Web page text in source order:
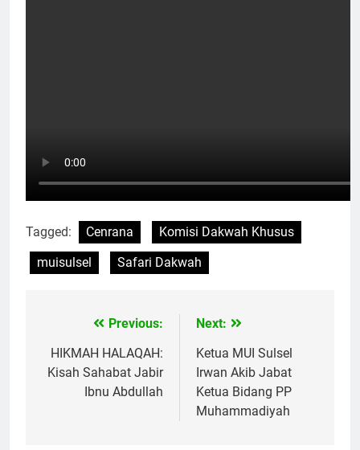
Tagged: Cenrana
Komisi Dakwah Khusus
muisulsel
Safari Dakwah
Navigasi
pos
Previous:
HIKMAH HALAQAH:
Kisah Sahabat Jabir
Ibnu Abdullah
Next:
Ketua MUI Sulsel
Irwan Akib Jabat
Ketua Bidang PP
Muhammadiyah